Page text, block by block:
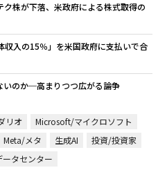
株が下落、米政府による株式取得の
収入の15％」を米国政府に支払いで合
いのか─高まりつつ広がる論争
リオ
Microsoft/マイクロソフト
Meta/メタ 生成AI
投資/投資家
ータセンター